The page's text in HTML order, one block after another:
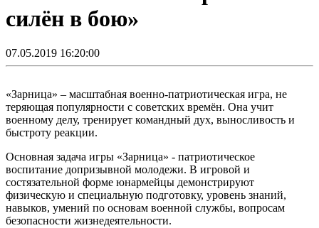
силён в бою»
07.05.2019 16:20:00
«Зарница» – масштабная военно-патриотическая игра, не
теряющая популярности с советских времён. Она учит
военному делу, тренирует командный дух, выносливость и
быстроту реакции.
Основная задача игры «Зарница» - патриотическое
воспитание допризывной молодежи. В игровой и
состязательной форме юнармейцы демонстрируют
физическую и специальную подготовку, уровень знаний,
навыков, умений по основам военной службы, вопросам
безопасности жизнедеятельности.